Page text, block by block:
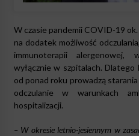
W czasie pandemii COVID-19
na dodatek możliwość
immunoterapii
wyłącznie w szpitalach.
od ponad roku prowadzą
odczulanie w warunkach
hospitalizacji.
– W okresie letnio-jesiennym w